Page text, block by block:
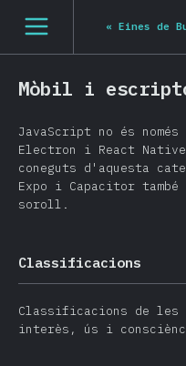
[ca-ES] « Eines de
Mòbil i
JavaScript no és
Electron i React Native
coneguts d'aquesta
Expo i Capacitor
soroll.
Classificacions
Classificacions de les
interès, ús i